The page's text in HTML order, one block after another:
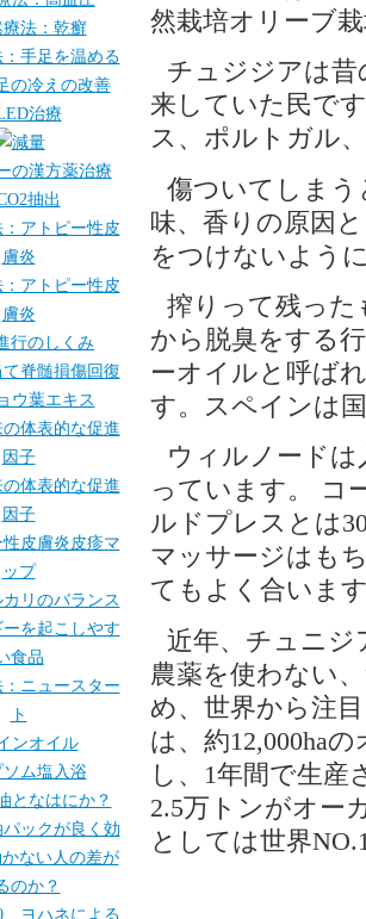
然栽培オリーブ
チュジジアは昔
来していた民で
ス、ポルトガル
傷ついてしまう
味、香りの原因
をつけないよう
搾りって残った
から脱臭をする
ーオイルと呼ば
す。スペインは
ウィルノード
っています。 コ
ルドプレスとは
マッサージはも
てもよく合いま
近年、チュニ
農薬を使わない
め、世界から注
は、約12,000ha
し、1年間で生産
2.5万トンがオー
としては世界